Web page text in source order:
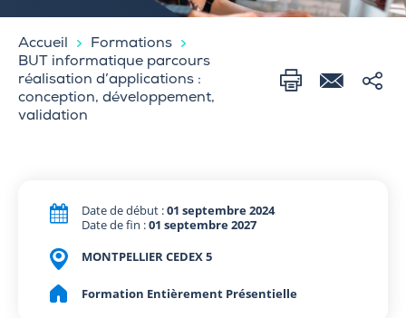
Accueil
Formations
BUT informatique parcours
réalisation d’applications :
conception, développement,
validation
Date de début :01 septembre 2024
Date de fin :01 septembre 2027
MONTPELLIER CEDEX 5
Formation Entièrement Présentielle